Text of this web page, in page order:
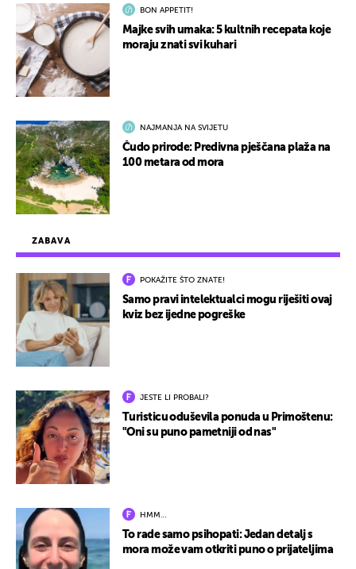
ZABAVA
POKAŽITE ŠTO ZNATE!
Samo pravi intelektualci mogu riješiti ovaj
kviz bez ijedne pogreške
JESTE LI PROBALI?
Turisticu oduševila ponuda u Primoštenu:
"Oni su puno pametniji od nas"
HMM…
To rade samo psihopati: Jedan detalj s
mora može vam otkriti puno o prijateljima
BON APPETIT!
Majke svih umaka: 5 kultnih recepata koje
moraju znati svi kuhari
NAJMANJA NA SVIJETU
Čudo prirode: Predivna pješčana plaža na
100 metara od mora